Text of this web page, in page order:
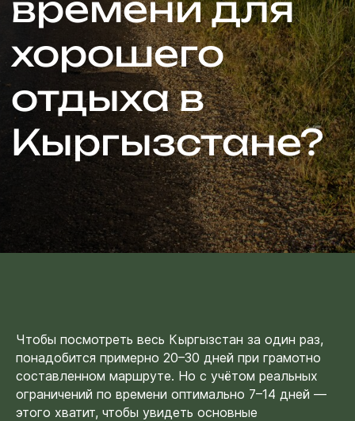
Чтобы посмотреть весь Кыргызстан за один раз,
понадобится примерно 20–30 дней при грамотно
составленном маршруте. Но с учётом реальных
ограничений по времени оптимально 7–14 дней —
этого хватит, чтобы увидеть основные